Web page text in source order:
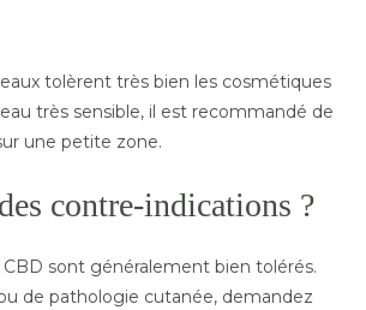
tolèrent très bien les cosmétiques
très sensible, il est recommandé de
une petite zone.
contre-indications ?
sont généralement bien tolérés.
de pathologie cutanée, demandez